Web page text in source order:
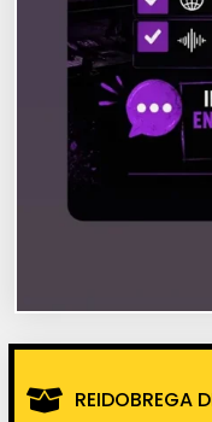
REIDOBREGA